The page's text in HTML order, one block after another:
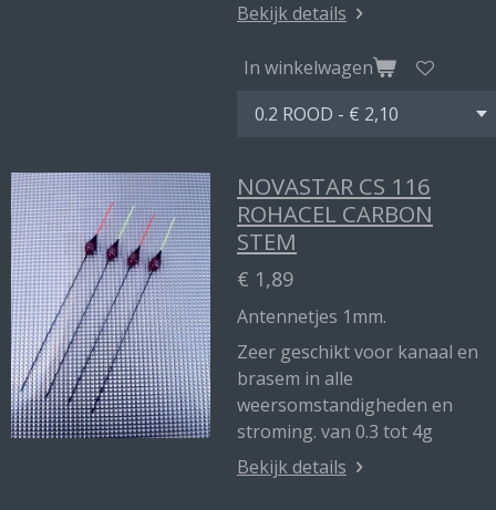
Bekijk details
In winkelwagen
NOVASTAR CS 116
ROHACEL CARBON
STEM
€ 1,89
Antennetjes 1mm.
Zeer geschikt voor kanaal en
brasem in alle
weersomstandigheden en
stroming. van 0.3 tot 4g
Bekijk details